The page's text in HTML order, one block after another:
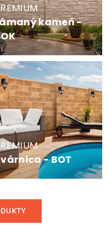
kameň -
- BOT